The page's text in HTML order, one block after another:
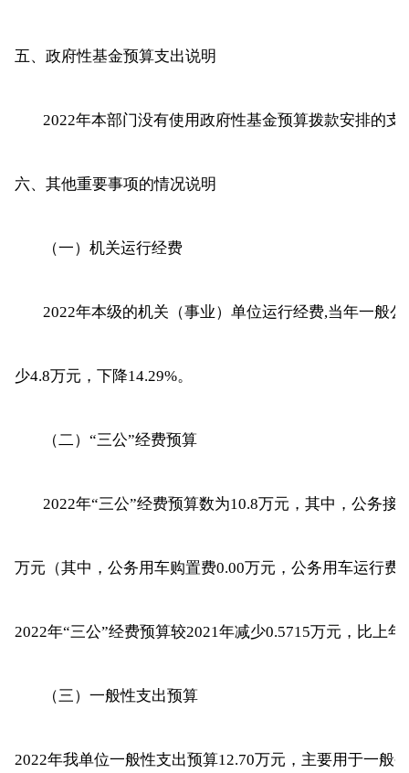
五、政府性基金预算支出说明
2022年本部门没有使用政府性基金预算拨款安排的支
六、其他重要事项的情况说明
（一）机关运行经费
2022年本级的机关（事业）单位运行经费,当年一般
少4.8万元，下降14.29%。
（二）“三公”经费预算
2022年“三公”经费预算数为10.8万元，其中，公务接
万元（其中，公务用车购置费0.00万元，公务用车运行费
2022年“三公”经费预算较2021年减少0.5715万元，比上年
（三）一般性支出预算
2022年我单位一般性支出预算12.70万元，主要用于一般